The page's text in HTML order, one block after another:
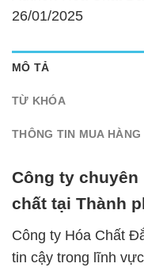
26/01/2025
MÔ TẢ
TỪ KHÓA
THÔNG TIN MUA HÀNG
Công ty
chất tại Thành
Công ty Hóa Chất
tin cậy trong lĩnh